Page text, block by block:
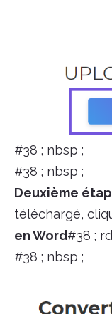
#38 ; nbsp ;
#38 ; nbsp ;
Deuxième
téléchargé,
en Word#38 ;
#38 ; nbsp ;